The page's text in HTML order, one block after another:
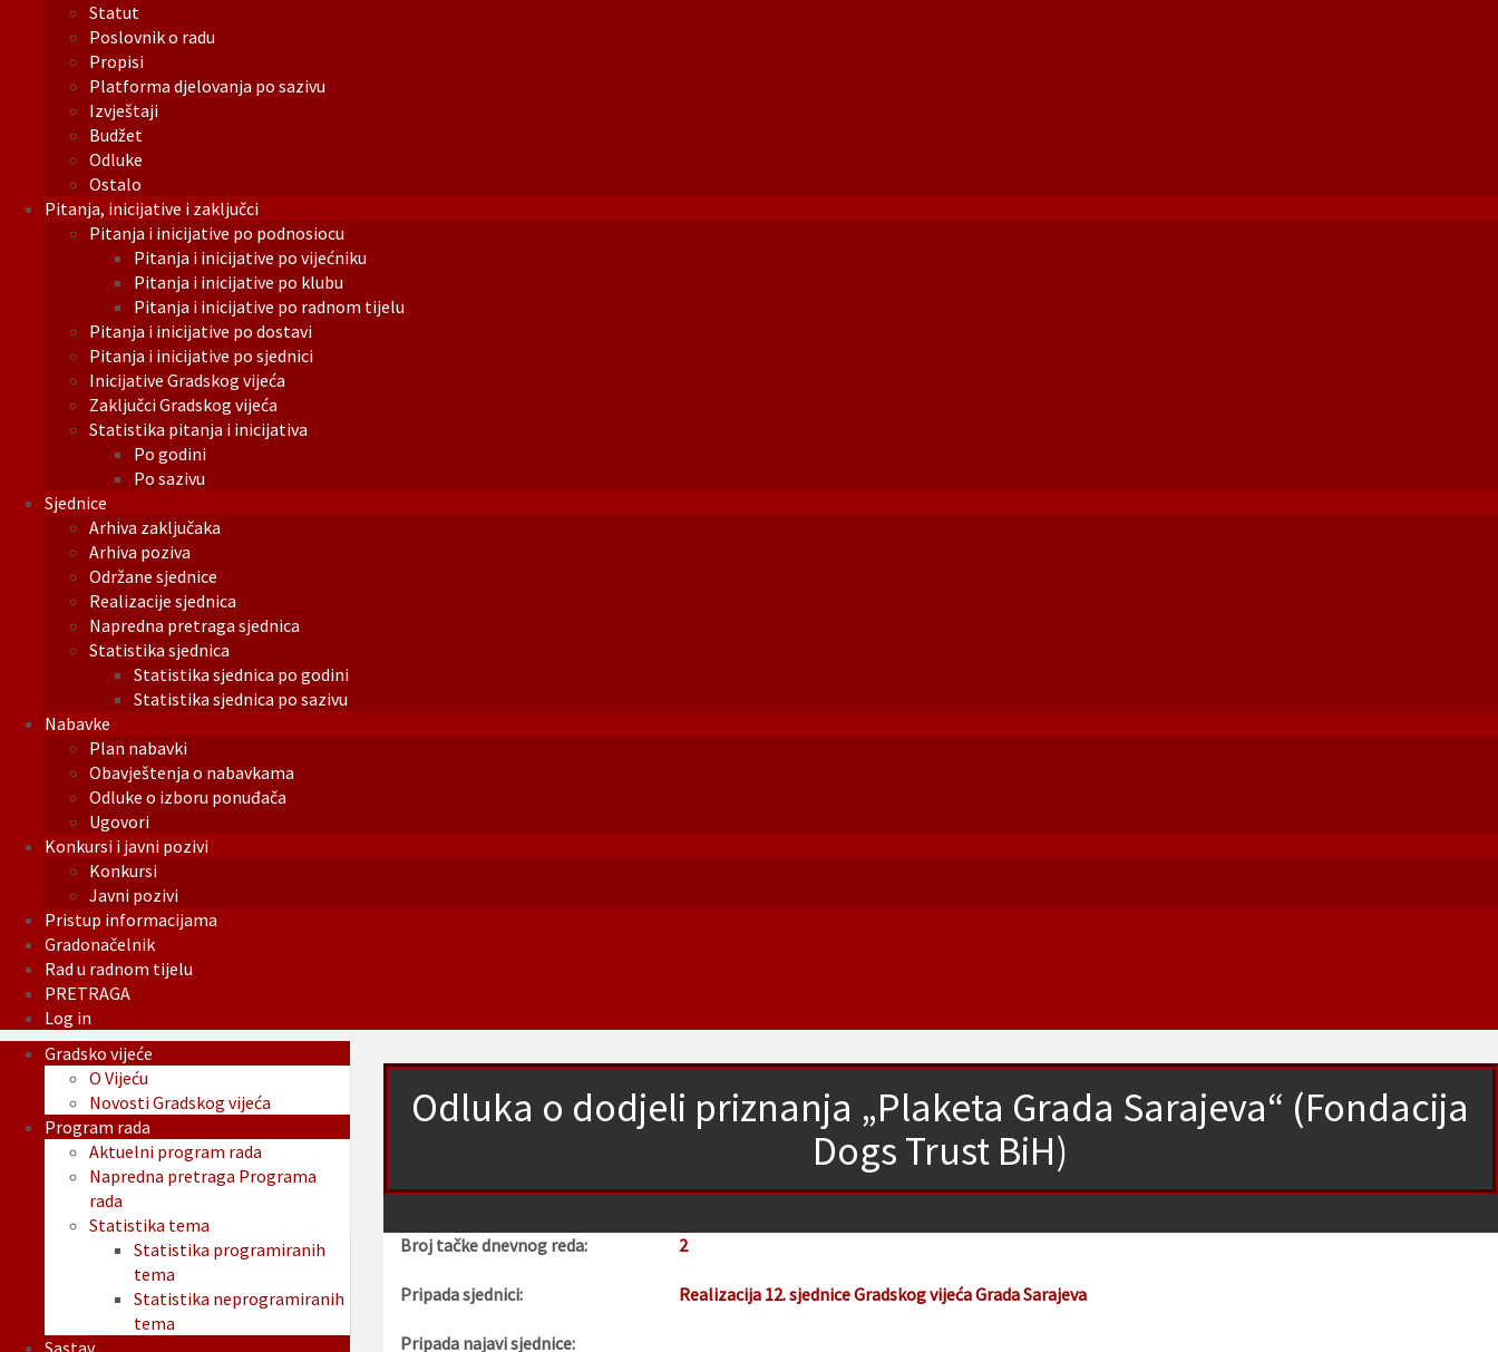
Statut
Poslovnik o radu
Propisi
Platforma djelovanja po sazivu
Izvještaji
Budžet
Odluke
Ostalo
Pitanja, inicijative i zaključci
Pitanja i inicijative po podnosiocu
Pitanja i inicijative po vijećniku
Pitanja i inicijative po klubu
Pitanja i inicijative po radnom tijelu
Pitanja i inicijative po dostavi
Pitanja i inicijative po sjednici
Inicijative Gradskog vijeća
Zaključci Gradskog vijeća
Statistika pitanja i inicijativa
Po godini
Po sazivu
Sjednice
Arhiva zaključaka
Arhiva poziva
Održane sjednice
Realizacije sjednica
Napredna pretraga sjednica
Statistika sjednica
Statistika sjednica po godini
Statistika sjednica po sazivu
Nabavke
Plan nabavki
Obavještenja o nabavkama
Odluke o izboru ponuđača
Ugovori
Konkursi i javni pozivi
Konkursi
Javni pozivi
Pristup informacijama
Gradonačelnik
Rad u radnom tijelu
PRETRAGA
Log in
Odluka o dodjeli priznanja „Plaketa Grada Sarajeva“ (Fondacija
Dogs Trust BiH)
Broj tačke dnevnog reda: 2
Pripada sjednici: Realizacija 12. sjednice Gradskog vijeća Grada Sarajeva
Pripada najavi sjednice:
Gradsko vijeće
O Vijeću
Novosti Gradskog vijeća
Program rada
Aktuelni program rada
Napredna pretraga Programa
rada
Statistika tema
Statistika programiranih
tema
Statistika neprogramiranih
tema